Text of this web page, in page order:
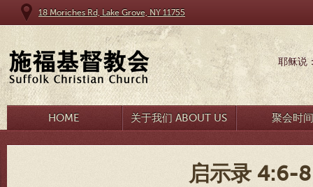
18 Moriches Rd, Lake Grove, NY 11755
耶稣说
HOME 关于我们 ABOUT US 聚会时
启示录 4:6-8